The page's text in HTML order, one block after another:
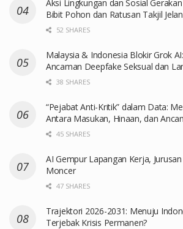
Aksi Lingkungan dan Sosial
Bibit Pohon dan Ratusan Takjil
52 SHARES
Malaysia & Indonesia Blokir Grok
Ancaman Deepfake Seksual dan
38 SHARES
“Pejabat Anti-Kritik” dalam Data:
Antara Masukan, Hinaan, dan
45 SHARES
AI Gempur Lapangan Kerja,
Moncer
47 SHARES
Trajektori 2026-2031: Menuju
Terjebak Krisis Permanen?